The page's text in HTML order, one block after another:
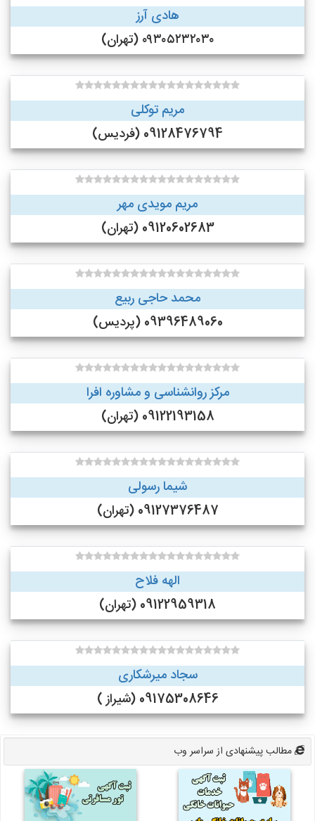
هادی آرز
۰۹۳۰۵۲۳۲۰۳۰ (تهران)
مریم توکلی
09128476794 (فردیس)
مریم مویدی مهر
09120602683 (تهران)
محمد حاجی ربیع
09396489060 (پردیس)
مرکز روانشناسی و مشاوره افرا
09122193158 (تهران)
شیما رسولی
09127376487 (تهران)
الهه فلاح
09122959318 (تهران)
سجاد میرشکاری
09175308646 (شیراز )
مطالب پیشنهادی از سراسر وب